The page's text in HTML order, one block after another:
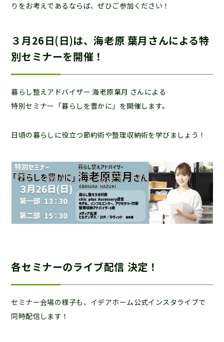
りをお考えであるならば、ぜひご参加ください！
３月26日(日)は、海老原 葉月さんによる特
別セミナーを開催！
暮らし整えアドバイザー 海老原葉月 さんによる
特別セミナー「暮らしを豊かに」を開催します。
日頃の暮らしに役立つ節約術や整理収納術を学びましょう！
各セミナーのライブ配信 決定！
セミナー会場の様子も、イデアホーム公式インスタライブで
同時配信します！